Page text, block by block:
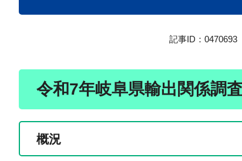
記事ID：0470693
令和7年岐阜県輸出関係調
概況